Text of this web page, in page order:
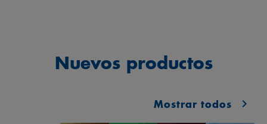
Nuevos productos
Mostrar todos